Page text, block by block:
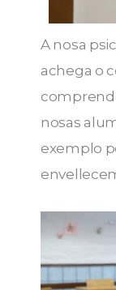
A nosa
achega o
nosas
exemplo